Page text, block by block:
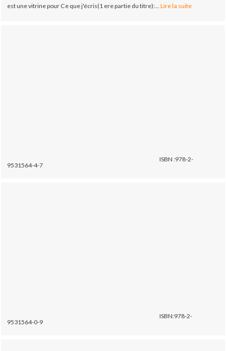
est une vitrine pour Ce que j'écris(1 ere partie du titre):... Lire la suite
ISBN :978-2-
9531564-4-7
ISBN:978-2-
9531564-0-9